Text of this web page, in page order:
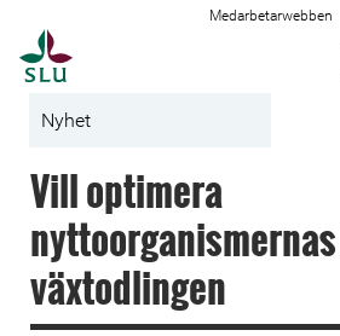
Medarbetarwebben
Nyhet
Vill optimera
växtodlingen